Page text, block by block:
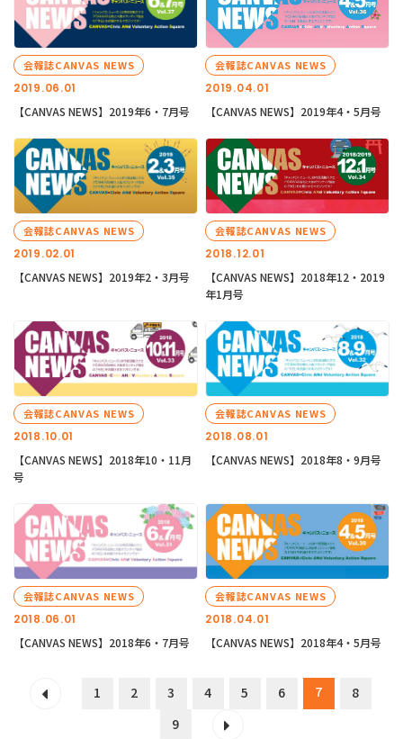
2019.06.01
会報誌CANVAS NEWS
【CANVAS NEWS】2019年6・7月号
2019.04.01
会報誌CANVAS NEWS
【CANVAS NEWS】2019年4・5月号
2019.02.01
会報誌CANVAS NEWS
【CANVAS NEWS】2019年2・3月号
2018.12.01
会報誌CANVAS NEWS
【CANVAS NEWS】2018年12・2019
年1月号
2018.10.01
会報誌CANVAS NEWS
【CANVAS NEWS】2018年10・11月
号
2018.08.01
会報誌CANVAS NEWS
【CANVAS NEWS】2018年8・9月号
2018.06.01
会報誌CANVAS NEWS
【CANVAS NEWS】2018年6・7月号
2018.04.01
会報誌CANVAS NEWS
【CANVAS NEWS】2018年4・5月号
1 2 3 4 5 6 7
8
9